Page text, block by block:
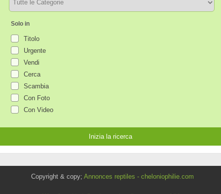
Solo in
Titolo
Urgente
Vendi
Cerca
Scambia
Con Foto
Con Video
Copyright & copy;Annonces reptiles - cheloniophilie.com